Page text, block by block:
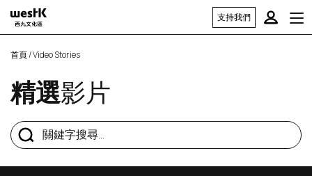
支持我們
首頁/ Video Stories
精選影片